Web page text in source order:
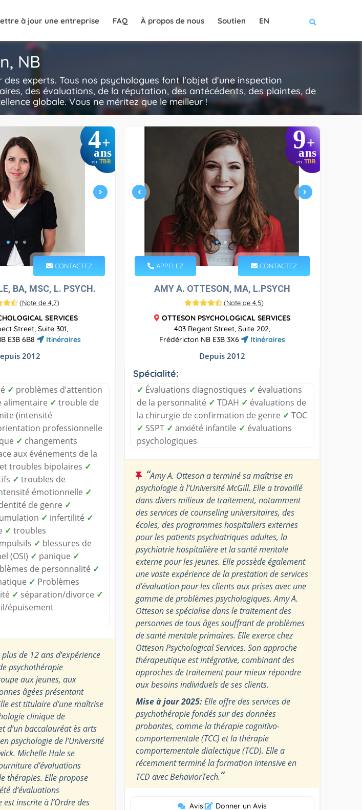
à jour une entreprise FAQ À propos de nous Soutien EN
NB
experts. Tous nos psychologues font l'objet d'une inspection
des évaluations, de la réputation, des antécédents, des plaintes, de
globale. Vous ne méritez que le meilleur !
4+
ans
en TBR
CONTACTEZ
BA, MSC, L. PSYCH.
(Note de 4,7)
SERVICES
Street, Suite 301,
E3B 6B8
Itinéraires
2012
✓ problèmes d’attention
alimentaire ✓ trouble de
(intensité
professionnelle
✓ changements
aux événements de la
troubles bipolaires ✓
✓ troubles de
émotionnelle ✓
de genre ✓
✓ infertilité ✓
✓ troubles
✓ blessures de
(OSI) ✓ panique ✓
de personnalité ✓
✓ Problèmes
✓ séparation/divorce ✓
épuisement
de 12 ans d’expérience
psychothérapie
aux jeunes, aux
âgées présentant
est titulaire d’une maîtrise
clinique de
d’un baccalauréat ès arts
psychologie de l’Université
Michelle Hale se
d’évaluations
thérapies. Elle propose
d’évaluations
est inscrite à l’Ordre des
9+
ans
en TBR
APPELEZ CONTACTEZ
AMY A. OTTESON, MA, L.PSYCH
(Note de 4,5)
OTTESON PSYCHOLOGICAL SERVICES
403 Regent Street, Suite 202,
Frédéricton NB E3B 3X6
Itinéraires
Depuis 2012
Spécialité:
✓ Évaluations diagnostiques ✓ évaluations
de la personnalité ✓ TDAH ✓ évaluations de
la chirurgie de confirmation de genre ✓ TOC
✓ SSPT ✓ anxiété infantile ✓ évaluations
psychologiques
“Amy A. Otteson a terminé sa maîtrise en
psychologie à l’Université McGill. Elle a travaillé
dans divers milieux de traitement, notamment
des services de counseling universitaires, des
écoles, des programmes hospitaliers externes
pour les patients psychiatriques adultes, la
psychiatrie hospitalière et la santé mentale
externe pour les jeunes. Elle possède également
une vaste expérience de la prestation de services
d’évaluation pour les clients aux prises avec une
gamme de problèmes psychologiques. Amy A.
Otteson se spécialise dans le traitement des
personnes de tous âges souffrant de problèmes
de santé mentale primaires. Elle exerce chez
Otteson Psychological Services. Son approche
thérapeutique est intégrative, combinant des
approches de traitement pour mieux répondre
aux besoins individuels de ses clients.
Mise à jour 2025:Elle offre des services de
psychothérapie fondés sur des données
probantes, comme la thérapie cognitivo-
comportementale (TCC) et la thérapie
comportementale dialectique (TCD). Elle a
récemment terminé la formation intensive en
TCD avec BehaviorTech.”
Avis| Donner un Avis